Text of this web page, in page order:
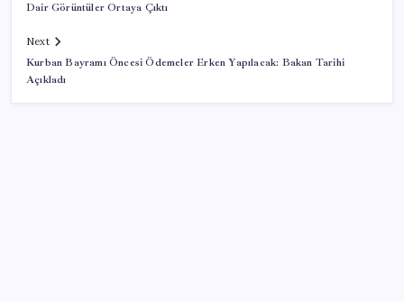
Dair Görüntüler Ortaya Çıktı
Next
Kurban Bayramı Öncesi Ödemeler Erken Yapılacak: Bakan Tarihi
Açıkladı